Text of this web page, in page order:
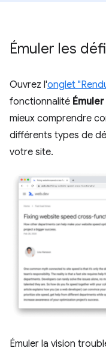
Émuler les
Ouvrez l'onglet
fonctionnalité
mieux comprendre
différents types de
votre site.
Émuler la vision